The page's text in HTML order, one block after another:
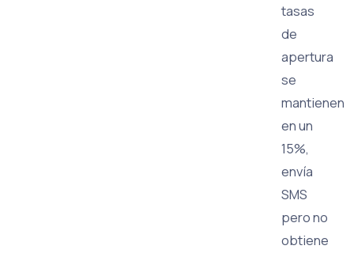
tasas
de
apertura
se
mantienen
en un
15%,
envía
SMS
pero no
obtiene